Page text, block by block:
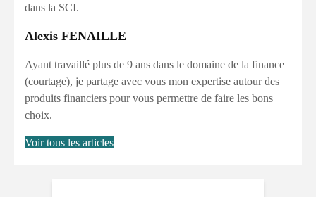
dans la SCI.
Alexis FENAILLE
Ayant travaillé plus de 9 ans dans le domaine de la finance
(courtage), je partage avec vous mon expertise autour des
produits financiers pour vous permettre de faire les bons
choix.
Voir tous les articles